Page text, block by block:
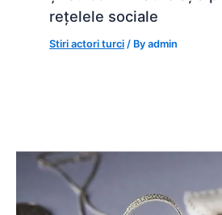
rețelele sociale
Stiri actori turci / Byadmin